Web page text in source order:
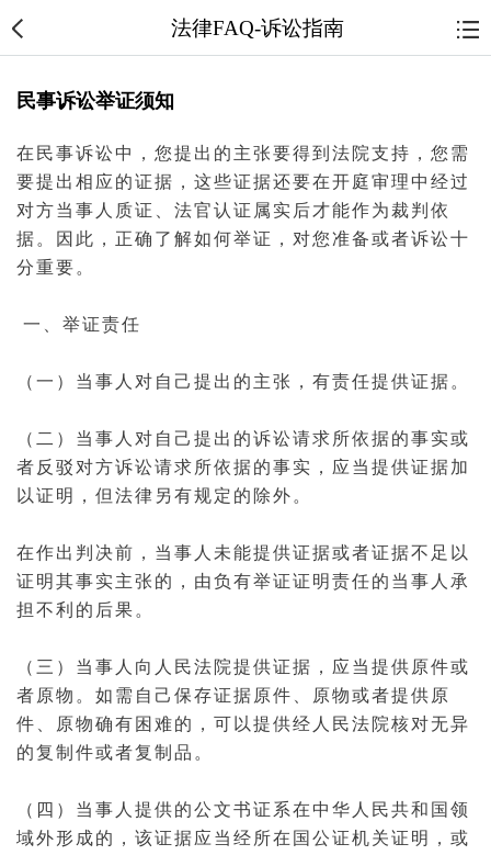
法律FAQ-诉讼指南
民事诉讼举证须知
在 民事诉讼中，您提出的主张要得到法院支持，您需
要提出相应的证据 ，这些证据还要在开庭审理中经过
对方当事人 质证、法官认证属实后才能作为裁判依
据。因此，正确了解如何举证，对您准备或者诉讼十
分重要。
一、举证责任
（一）当事人对自己提出的主张，有责任提供证据。
（二）当事人对自己提出的诉讼请求所依据的事实或
者反驳对方诉讼请求所依据的事实，应当提供证据加
以证明，但法律另有规定的除外。
在作出 判决前，当事人未能提供证据或者证据不足以
证明其事实主张的，由负有举证证明责任的当事人承
担不利的后果。
（三）当事人向人民法院提供证据，应当提供原件或
者原物。如需自己保存证据原件、原物或者提供原
件、原物确有困难的，可以提供经人民法院核对无异
的复制件或者复制品。
（四）当事人提供的公文书证系在中华人民共和国领
域外形成的，该证据应当经所在国公证机关证明，或